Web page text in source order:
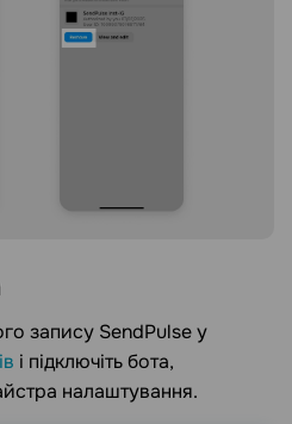
запису SendPulse у
і підключіть бота,
налаштування.